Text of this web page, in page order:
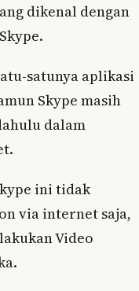
dikenal dengan
satunya aplikasi
Skype masih
dalam
ini tidak
via internet saja,
Video